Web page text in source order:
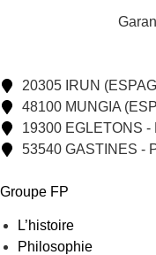
20305 IRUN
48100 MUNGIA
19300 EGLETONS -
53540 GASTINES -
Groupe FP
L’histoire
Philosophie